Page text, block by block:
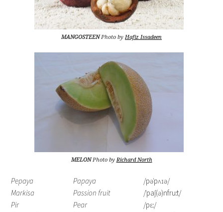
MANGOSTEEN Photo by Hafiz Issadeen
MELON Photo byRichard North
Pepaya Papaya
/pəˈpʌɪə/
Markisa
Passion fruit
/ˈpaʃ(ə)nfruːt/
Pir
Pear
/pɛː/